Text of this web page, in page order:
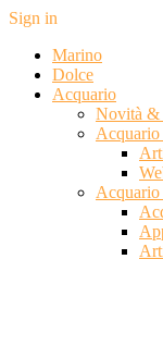
Sign in
Marino
Dolce
Acquario
Novità &